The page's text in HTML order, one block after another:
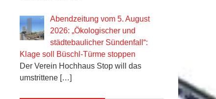
Abendzeitung vom 5. August
2026: „Ökologischer und
städtebaulicher Sündenfall“:
Klage soll Büschl-Türme stoppen
Der Verein Hochhaus Stop will das
umstrittene […]